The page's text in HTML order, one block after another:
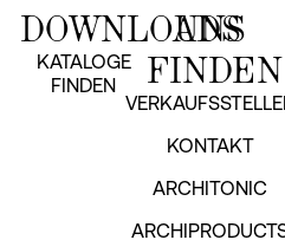
DOWNLOADS
KATALOGE
FINDEN
UNS
FINDEN
KONTAKT
ARCHITONIC